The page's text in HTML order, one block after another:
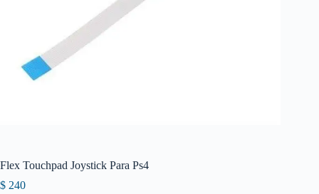
Flex Touchpad Joystick Para Ps4
$ 240